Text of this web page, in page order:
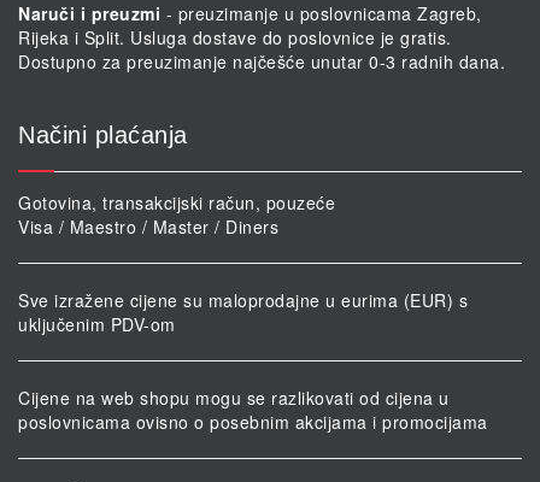
Naruči i preuzmi - preuzimanje u poslovnicama Zagreb,
Rijeka i Split. Usluga dostave do poslovnice je gratis.
Dostupno za preuzimanje najčešće unutar 0-3 radnih dana.
Načini plaćanja
Gotovina, transakcijski račun, pouzeće
Visa / Maestro / Master / Diners
Sve izražene cijene su maloprodajne u eurima (EUR) s
uključenim PDV-om
Cijene na web shopu mogu se razlikovati od cijena u
poslovnicama ovisno o posebnim akcijama i promocijama